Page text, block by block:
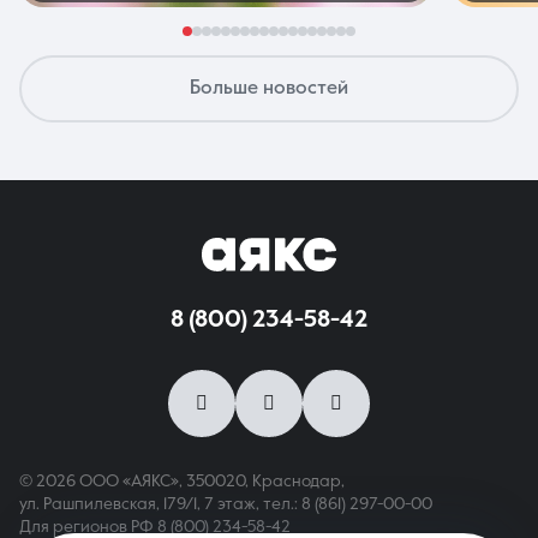
Больше новостей
8 (800) 234-58-42
© 2026 ООО «АЯКС», 350020, Краснодар,
ул. Рашпилевская, 179/1, 7 этаж, тел.: 8 (861) 297-00-00
Для регионов РФ 8 (800) 234-58-42